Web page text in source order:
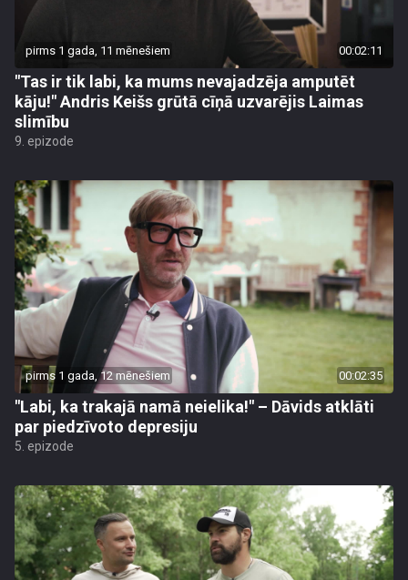
pirms 1 gada, 11 mēnešiem 00:02:11
"Tas ir tik labi, ka mums nevajadzēja amputēt
kāju!" Andris Keišs grūtā cīņā uzvarējis Laimas
slimību
9. epizode
pirms 1 gada, 12 mēnešiem 00:02:35
"Labi, ka trakajā namā neielika!" – Dāvids atklāti
par piedzīvoto depresiju
5. epizode